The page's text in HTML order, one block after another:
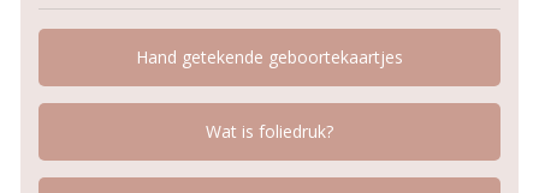
Hand getekende geboortekaartjes
Wat is foliedruk?